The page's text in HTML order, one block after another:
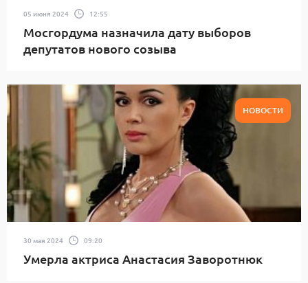
05 июня 2024 12:55
Мосгордума назначила дату выборов
депутатов нового созыва
НОВОСТИ
30 мая 2024 09:20
Умерла актриса Анастасия Заворотнюк